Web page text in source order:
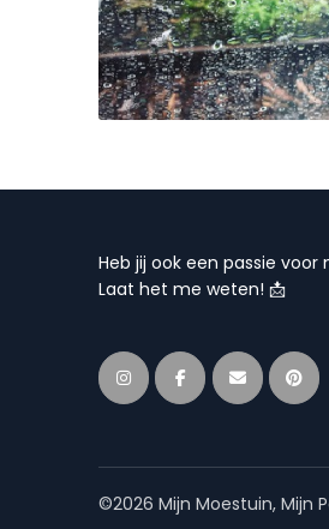
Heb jij ook een passie voor
Laat het me weten! 📩
©2026 Mijn Moestuin, Mijn